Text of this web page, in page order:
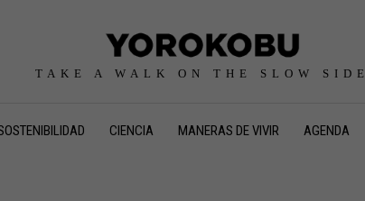
TAKE A WALK ON THE SLOW SIDE
CIENCIA MANERAS DE VIVIR AGENDA